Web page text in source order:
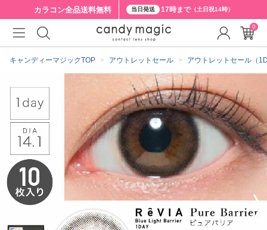
カラコン全品送料無料 当日発送 17時まで（土日祝14時）
キャンディーマジックTOP アウトレットセール アウトレットセール（
0
クーポン詳細